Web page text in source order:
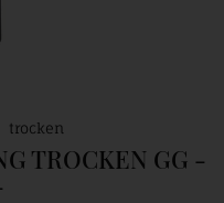
trocken
TROCKEN GG -